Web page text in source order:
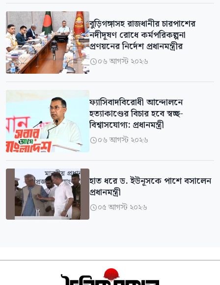
বুড়িগঙ্গাসহ রাজধানীর চারপাশের
নদীদূষণ রোধে কর্মপরিকল্পনা
প্রণয়নের নির্দেশ প্রধানমন্ত্রীর
০৬ আগস্ট ২০২৬
ফ্যাসিবাদবিরোধী আন্দোলনে
হত্যাকাণ্ডের বিচার হবে স্বচ্ছ-
বিশ্বাসযোগ্য: প্রধানমন্ত্রী
০৬ আগস্ট ২০২৬
হাত ধরে ড. ইউনূসকে পাশে বসালেন
প্রধানমন্ত্রী
০৫ আগস্ট ২০২৬